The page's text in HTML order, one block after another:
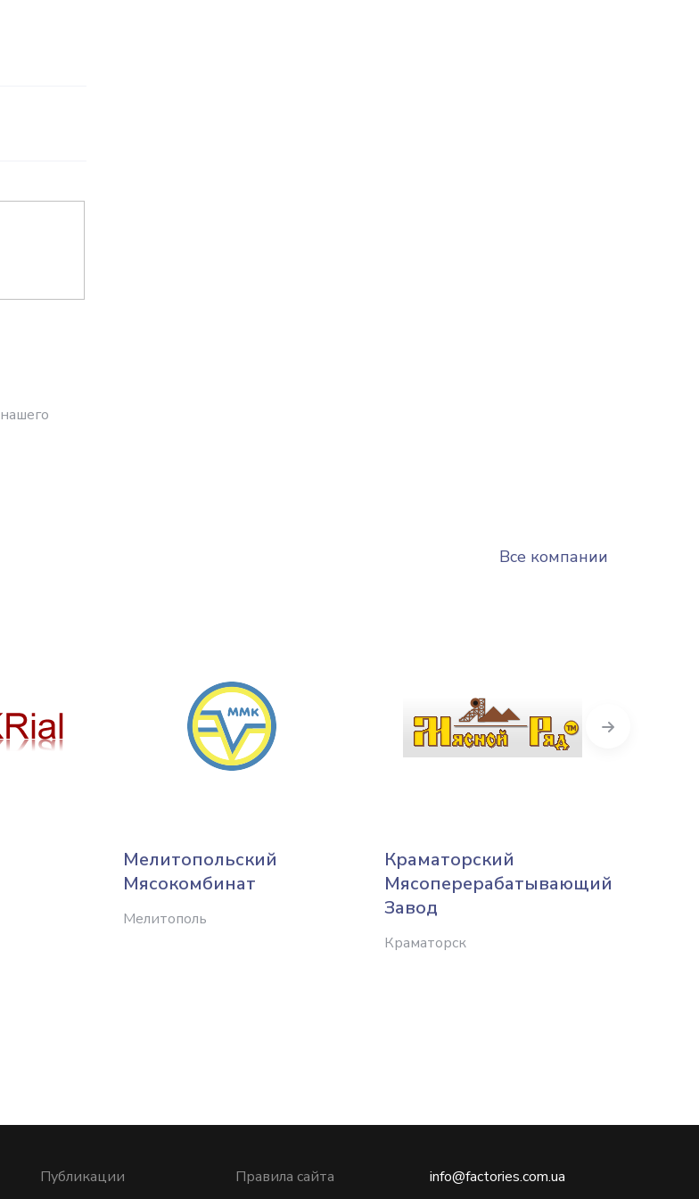
нашего
Все компании
Мелитопольский
Мясокомбинат
Мелитополь
Краматорский
Мясоперерабатывающий
Завод
Краматорск
Публикации Правила сайта
info@factories.com.ua